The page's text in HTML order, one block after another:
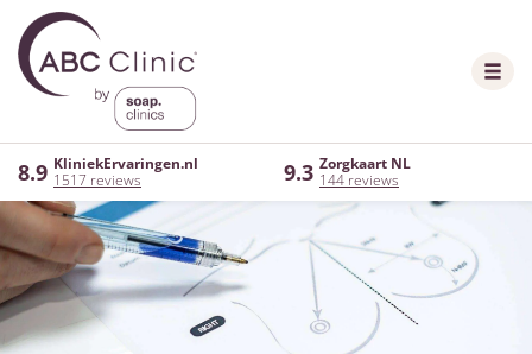
8.9 KliniekErvaringen.nl
1517 reviews
9.3 Zorgkaart NL
144 reviews